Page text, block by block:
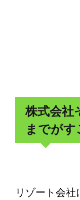
株式会社
までがす
リゾート会